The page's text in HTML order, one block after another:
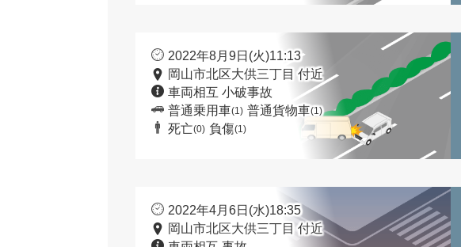
2022年8月9日(火)11:13
岡山市北区大供三丁目 付近
車両相互 小破事故
普通乗用車(1) 普通貨物車(1)
死亡(0) 負傷(1)
2022年4月6日(水)18:35
岡山市北区大供三丁目 付近